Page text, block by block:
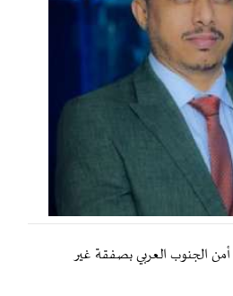
الجنوب العربي بصفقة غير